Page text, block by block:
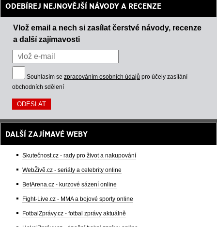
ODEBÍREJ NEJNOVĚJŠÍ NÁVODY A RECENZE
Vlož email a nech si zasílat čerstvé návody, recenze
a další zajímavosti
Souhlasím se zpracováním osobních údajů pro účely zasílání
obchodních sdělení
DALŠÍ ZAJÍMAVÉ WEBY
Skutečnost.cz - rady pro život a nakupování
WebŽivě.cz - seriály a celebrity online
BetArena.cz - kurzové sázení online
Fight-Live.cz - MMA a bojové sporty online
FotbalZprávy.cz - fotbal zprávy aktuálně